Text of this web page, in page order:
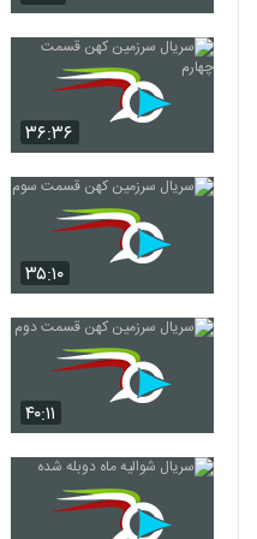
۳۶:۳۶
۳۵:۱۰
۴۰:۱۱